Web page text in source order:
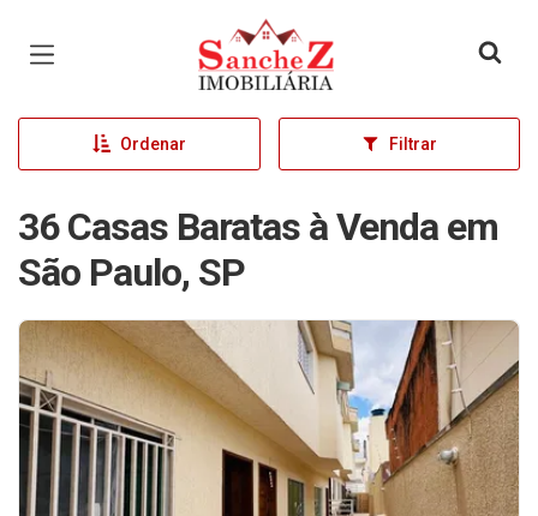
Página inicial
Ordenar Filtrar
36 Casas Baratas à Venda em
São Paulo, SP